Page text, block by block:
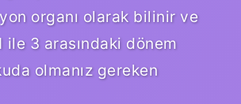
organı olarak bilinir ve
ile 3 arasındaki dönem
olmanız gereken